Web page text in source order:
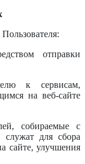
отправки
к сервисам,
на веб-сайте
собираемые с
служат для сбора
сайте, улучшения